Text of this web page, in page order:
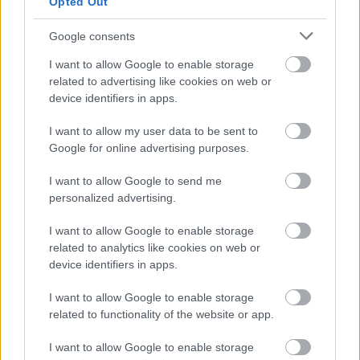
Google consents
I want to allow Google to enable storage
related to advertising like cookies on web or
device identifiers in apps.
I want to allow my user data to be sent to
Google for online advertising purposes.
I want to allow Google to send me
personalized advertising.
I want to allow Google to enable storage
related to analytics like cookies on web or
device identifiers in apps.
I want to allow Google to enable storage
related to functionality of the website or app.
I want to allow Google to enable storage
LEGÚJABB POSZTOK: